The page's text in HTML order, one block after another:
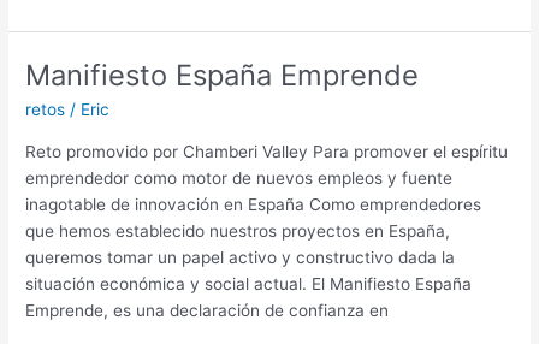
Trenc!
estima
Mallorca
destrueix!
Salvemos
Es
Quien
Manifiesto España Emprende
retos / Eric
Reto promovido por Chamberi Valley Para promover el espíritu
emprendedor como motor de nuevos empleos y fuente
inagotable de innovación en España Como emprendedores
que hemos establecido nuestros proyectos en España,
queremos tomar un papel activo y constructivo dada la
situación económica y social actual. El Manifiesto España
Emprende, es una declaración de confianza en